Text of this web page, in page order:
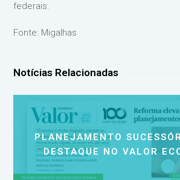
federais.
Fonte: Migalhas
Notícias Relacionadas
PLANEJAMENTO
DESTAQUE NO VALOR